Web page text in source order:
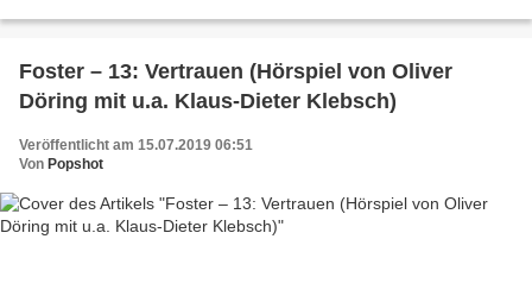
Foster – 13: Vertrauen (Hörspiel von Oliver
Döring mit u.a. Klaus-Dieter Klebsch)
Veröffentlicht am 15.07.2019 06:51
Von Popshot